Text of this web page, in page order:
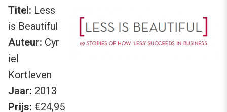
Titel: Less
is Beautiful
Auteur: Cyr
iel
Kortleven
Jaar: 2013
Prijs: €24,95